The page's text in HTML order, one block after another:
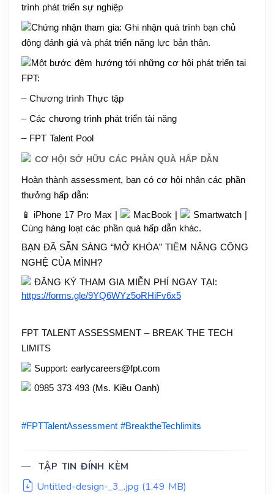
trình phát triển sự nghiệp
Chứng nhận tham gia: Ghi nhận quá trình bạn chủ
động đánh giá và phát triển năng lực bản thân.
Một bước đệm hướng tới những cơ hội phát triển tại
FPT:
– Chương trình Thực tập
– Các chương trình phát triển tài năng
– FPT Talent Pool
CƠ HỘI SỞ HỮU CÁC PHẦN QUÀ HẤP DẪN
Hoàn thành assessment, bạn có cơ hội nhận các phần
thưởng hấp dẫn:
📱 iPhone 17 Pro Max |
MacBook |
Smartwatch |
Cùng hàng loạt các phần quà hấp dẫn khác.
BẠN ĐÃ SẴN SÀNG “MỞ KHÓA” TIỀM NĂNG CÔNG
NGHỆ CỦA MÌNH?
https://forms.gle/9YQ6WYz5oRHiFv6x5
FPT TALENT ASSESSMENT – BREAK THE TECH
LIMITS
Support: earlycareers@fpt.com
0985 373 493 (Ms. Kiều Oanh)
#FPTTalentAssessment #BreaktheTechlimits
TẬP TIN ĐÍNH KÈM
Untitled-design-_3_.jpg (1,49 MB)